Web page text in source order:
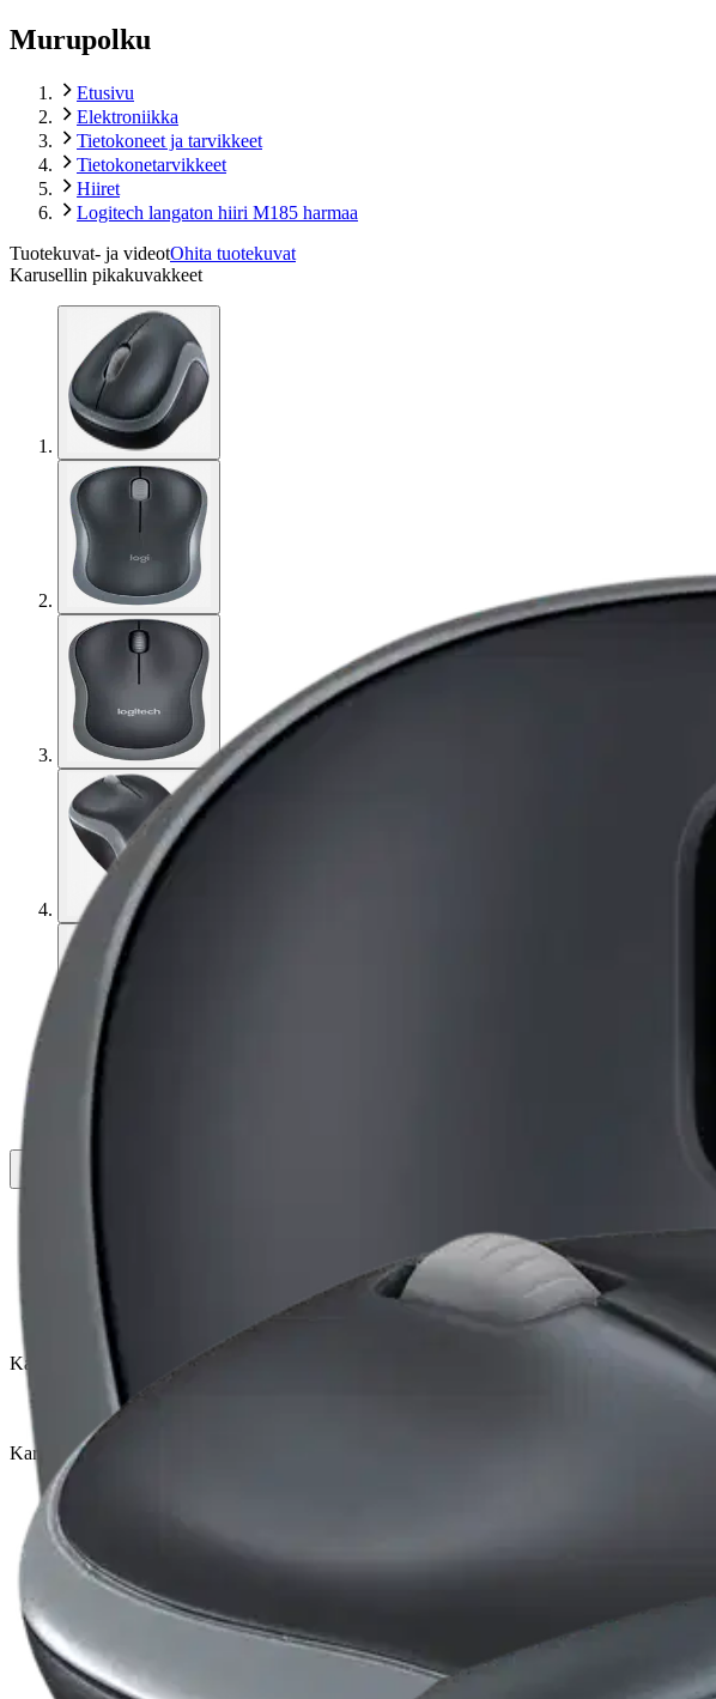
Murupolku
Etusivu
Elektroniikka
Tietokoneet ja tarvikkeet
Tietokonetarvikkeet
Hiiret
Logitech langaton hiiri M185 harmaa
Tuotekuvat- ja videotOhita tuotekuvat
Karusellin pikakuvakkeet
Avaa kuva suurempana
Avaa kuva suurempana
Avaa kuva suurempana
Avaa kuva suurempana
Karusellin nuolipainikkeet
Seuraava
Karusellin pikakuvakkeet